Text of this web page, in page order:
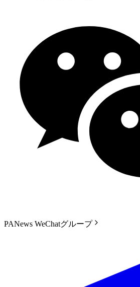
PANews WeChatグループ